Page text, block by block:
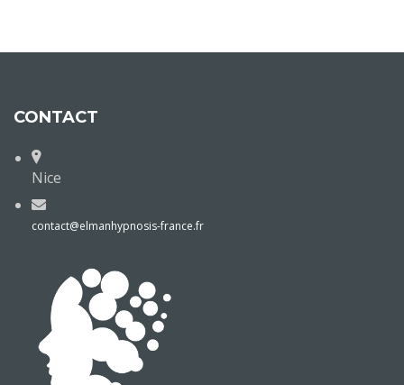
CONTACT
Nice
contact@elmanhypnosis-france.fr